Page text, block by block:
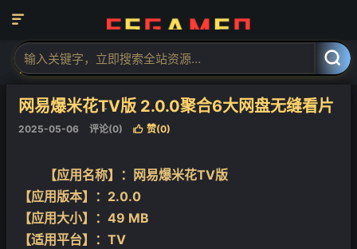


当前位置：福神网-专注分享最实用的软件、工具、资讯
电
视软件
网易爆米花TV版 2.0.0聚合6大网盘无缝看片
2025-05-06 评论(0)  赞(0)
【应用名称】：网易爆米花TV版
【应用版本】：2.0.0
【应用大小】：49 MB
【适用平台】：TV